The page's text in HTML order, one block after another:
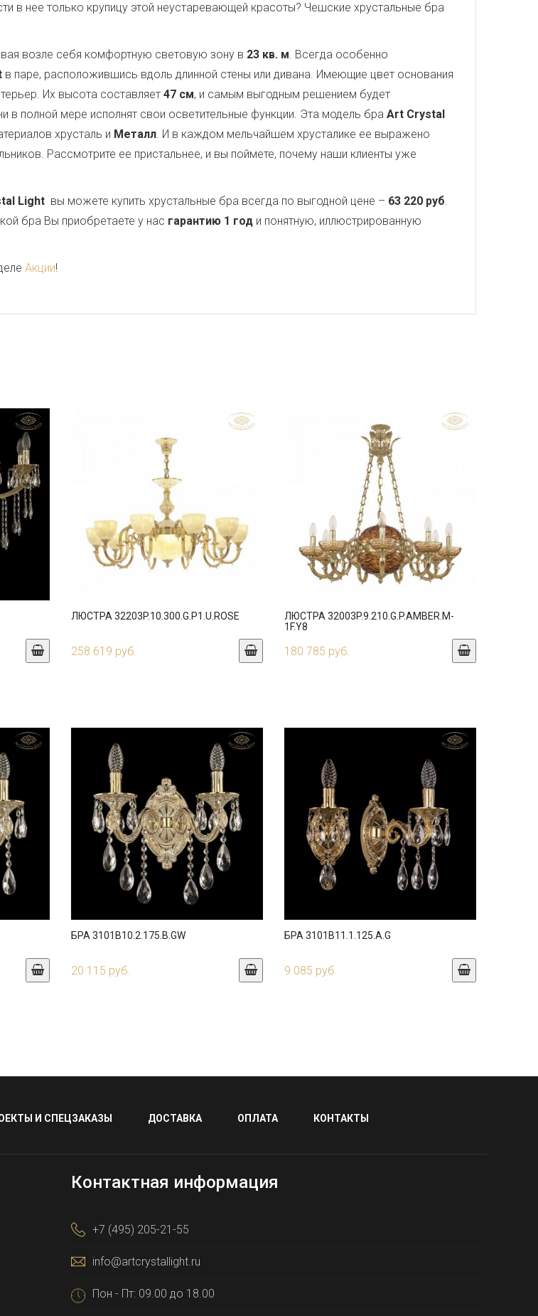
в нее только крупицу этой неустаревающей красоты? Чешские хрустальные бра
возле себя комфортную световую зону в 23 кв. м. Всегда особенно
в паре, расположившись вдоль длинной стены или дивана. Имеющие цвет основания
Их высота составляет 47 см, и самым выгодным решением будет
в полной мере исполнят свои осветительные функции. Эта модель бра Art Crystal
хрусталь и Металл. И в каждом мельчайшем хрусталике ее выражено
Рассмотрите ее пристальнее, и вы поймете, почему наши клиенты уже
Light вы можете купить хрустальные бра всегда по выгодной цене – 63 220 руб.
бра Вы приобретаете у нас гарантию 1 год и понятную, иллюстрированную
Акции!
ЛЮСТРА 32203P.10.300.G.P1.U.ROSE
258 619 руб.
ЛЮСТРА 32003P.9.210.G.P.AMBER.M-
1F.Y8
180 785 руб.
БРА 3101B10.2.175.B.GW
20 115 руб.
БРА 3101B11.1.125.A.G
9 085 руб.
И СПЕЦЗАКАЗЫ ДОСТАВКА ОПЛАТА КОНТАКТЫ
Контактная информация
+7 (495) 205-21-55
info@artcrystallight.ru
Пон - Пт: 09.00 до 18.00